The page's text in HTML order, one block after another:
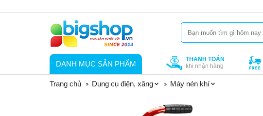
DANH MỤC SẢN PHẨM
THANH TOÁN
khi nhận hàng
Trang chủ
Dụng cụ điện, xăng Máy nén khí